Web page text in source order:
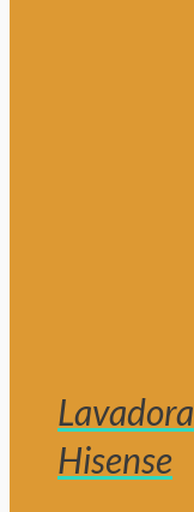
Lavadora
Hisense